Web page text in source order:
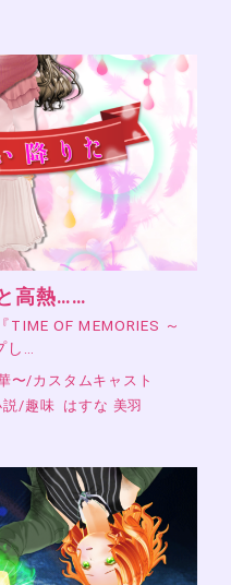
高熱……
OF MEMORIES ～
…
〜/カスタムキャスト
/趣味 はすな 美羽